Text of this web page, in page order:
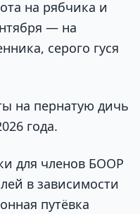
на рябчика и
— на
серого гуся
на пернатую дичь
года.
для членов БООР
в зависимости
путёвка